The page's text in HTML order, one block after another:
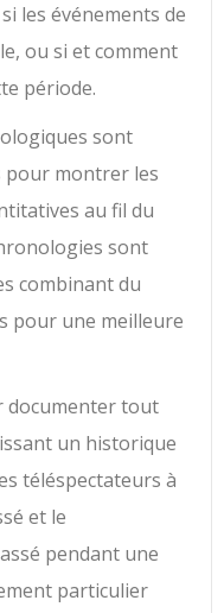
les événements de
ou si et comment
période.
sont
pour montrer les
au fil du
sont
combinant du
pour une meilleure
documenter tout
un historique
téléspectateurs à
et le
pendant une
particulier